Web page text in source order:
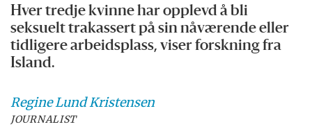
Hver tredje kvinne har opplevd å bli
seksuelt trakassert på sin nåværende eller
tidligere arbeidsplass, viser forskning fra
Island.
RegineLund Kristensen
JOURNALIST